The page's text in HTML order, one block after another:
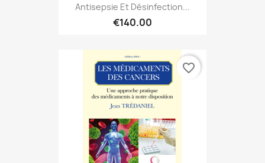
Antisepsie Et Désinfection...
€140.00
favorite_border